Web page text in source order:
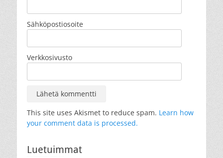
Sähköpostiosoite
Verkkosivusto
This site uses Akismet to reduce spam. Learn how
your comment data is processed.
Luetuimmat